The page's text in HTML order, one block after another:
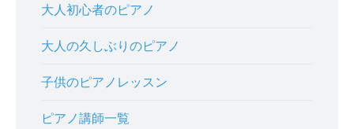
大人初心者のピアノ
大人の久しぶりのピアノ
子供のピアノレッスン
ピアノ講師一覧